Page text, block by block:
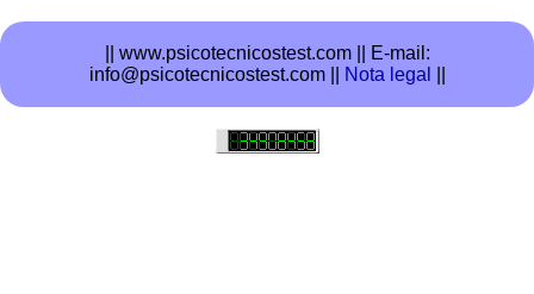
|| www.psicotecnicostest.com ||
E-mail:
info@psicotecnicostest.com ||
Nota legal